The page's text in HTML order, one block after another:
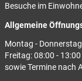
Besuche im
Allgemeine
Montag -
Freitag: 08:00 -
sowie Termine nach